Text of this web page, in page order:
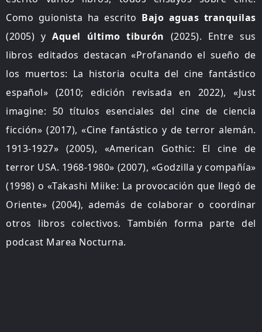
Como guionista ha escrito Bajo aguas tranquilas
(2005) yAquel último tiburón (2025). Entre sus
libros editados destacan «Profanando el sueño de
los muertos: La historia oculta del cine fantástico
español» (2010; edición revisada en 2022), «Just
imagine: 50 títulos esenciales del cine de ciencia
ficción» (2017), «Cine fantástico y de terror alemán.
1913-1927» (2005), «American Gothic: El cine de
terror USA. 1968-1980» (2007), «Godzilla y compañía»
(1998) o «Takashi Miike: La provocación que llegó de
Oriente» (2004), además de colaborar o coordinar
otros libros colectivos. También forma parte del
podcast Marea Nocturna.